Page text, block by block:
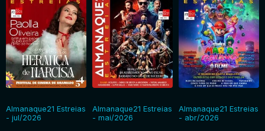
Almanaque21 Estreias
- jul/2026
Almanaque21 Estreias
- mai/2026
Almanaque21 Estreias
- abr/2026